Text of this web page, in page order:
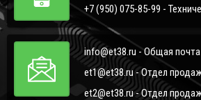
+7 (950) 075-85-99 -
info@et38.ru - Общая почта
et1@et38.ru - Отдел
et2@et38.ru - Отдел